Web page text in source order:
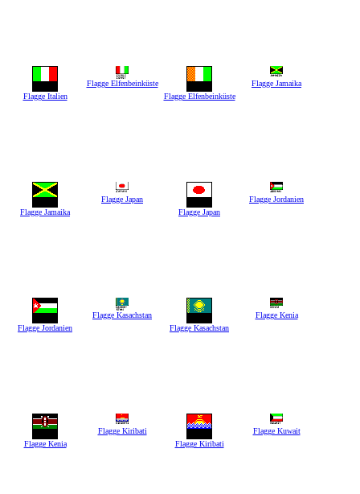
Flagge Italien
Flagge Elfenbeinküste
Flagge Elfenbeinküste
Flagge Jamaika
Flagge Jamaika
Flagge Japan
Flagge Japan
Flagge Jordanien
Flagge Jordanien
Flagge Kasachstan
Flagge Kasachstan
Flagge Kenia
Flagge Kenia
Flagge Kiribati
Flagge Kiribati
Flagge Kuwait